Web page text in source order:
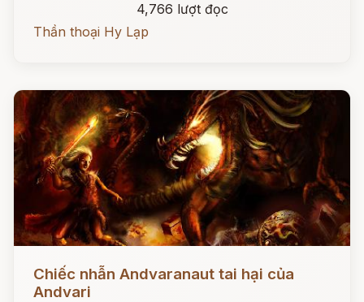
4,766 lượt đọc
Thần thoại Hy Lạp
Đọc ngay
Chiếc nhẫn Andvaranaut tai hại của
Andvari